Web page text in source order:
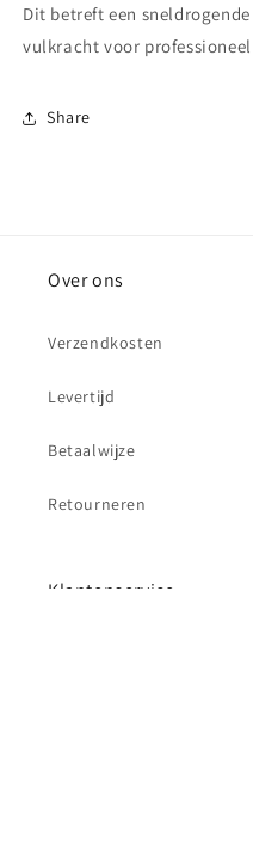
Dit betreft een
vulkracht voor
Share
Over ons
Verzendkosten
Levertijd
Betaalwijze
Retourneren
Klantenservice